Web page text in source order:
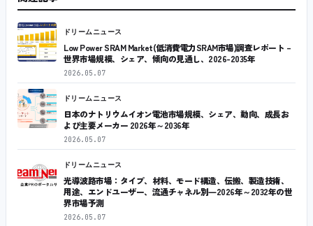
ドリームニュース
Low Power SRAM Market(低消費電力SRAM市場)調査レポート –
世界市場規模、シェア、傾向の見通し、2026-2035年
2026.05.07
ドリームニュース
日本のナトリウムイオン電池市場規模、シェア、動向、成長お
よび主要メーカー 2026年～2036年
2026.05.07
ドリームニュース
光導波路市場：タイプ、材料、モード構造、伝搬、製造技術、
用途、エンドユーザー、流通チャネル別―2026年～2032年の世
界市場予測
2026.05.07